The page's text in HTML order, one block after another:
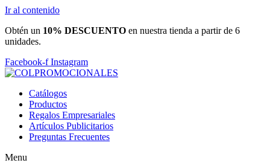
Ir al contenido
Obtén un 10% DESCUENTO en nuestra tienda a partir de 6
unidades.
Facebook-f Instagram
Catálogos
Productos
Regalos Empresariales
Artículos Publicitarios
Preguntas Frecuentes
Menu